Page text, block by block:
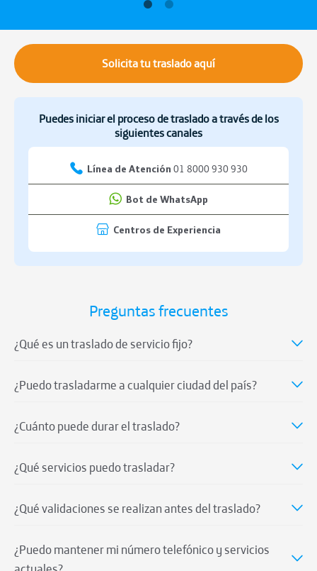
Solicita tu traslado aquí
Puedes iniciar el proceso de traslado a través de los
siguientes canales
Línea de Atención 01 8000 930 930
Bot de WhatsApp
Centros de Experiencia
Preguntas frecuentes
¿Qué es un traslado de servicio fijo?
¿Puedo trasladarme a cualquier ciudad del país?
¿Cuánto puede durar el traslado?
¿Qué servicios puedo trasladar?
¿Qué validaciones se realizan antes del traslado?
¿Puedo mantener mi número telefónico y servicios